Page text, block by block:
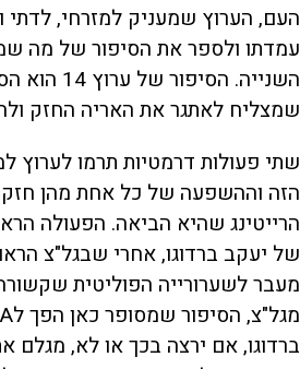
העם, הערוץ שמעניק למזרחי, לדתי
עמדתו ולספר את הסיפור של מה
השנייה.
שמצליח לאתגר את האריה החזק
שתי פעולות דרמטיות תרמו לערוץ
הזה וההשפעה של כל אחת מהן
הרייטינג שהיא הביאה. הפעולה
של יעקב ברדוגו, אחרי שבגל"צ
מעבר לשערורייה הפוליטית
ברדוגו, אם ירצה בכך או לא, מגלם